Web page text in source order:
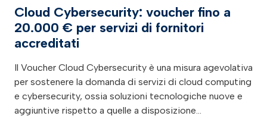
Cloud Cybersecurity: voucher fino a
20.000 € per servizi di fornitori
accreditati
Il Voucher Cloud Cybersecurity è una misura agevolativa
per sostenere la domanda di servizi di cloud computing
e cybersecurity, ossia soluzioni tecnologiche nuove e
aggiuntive rispetto a quelle a disposizione…